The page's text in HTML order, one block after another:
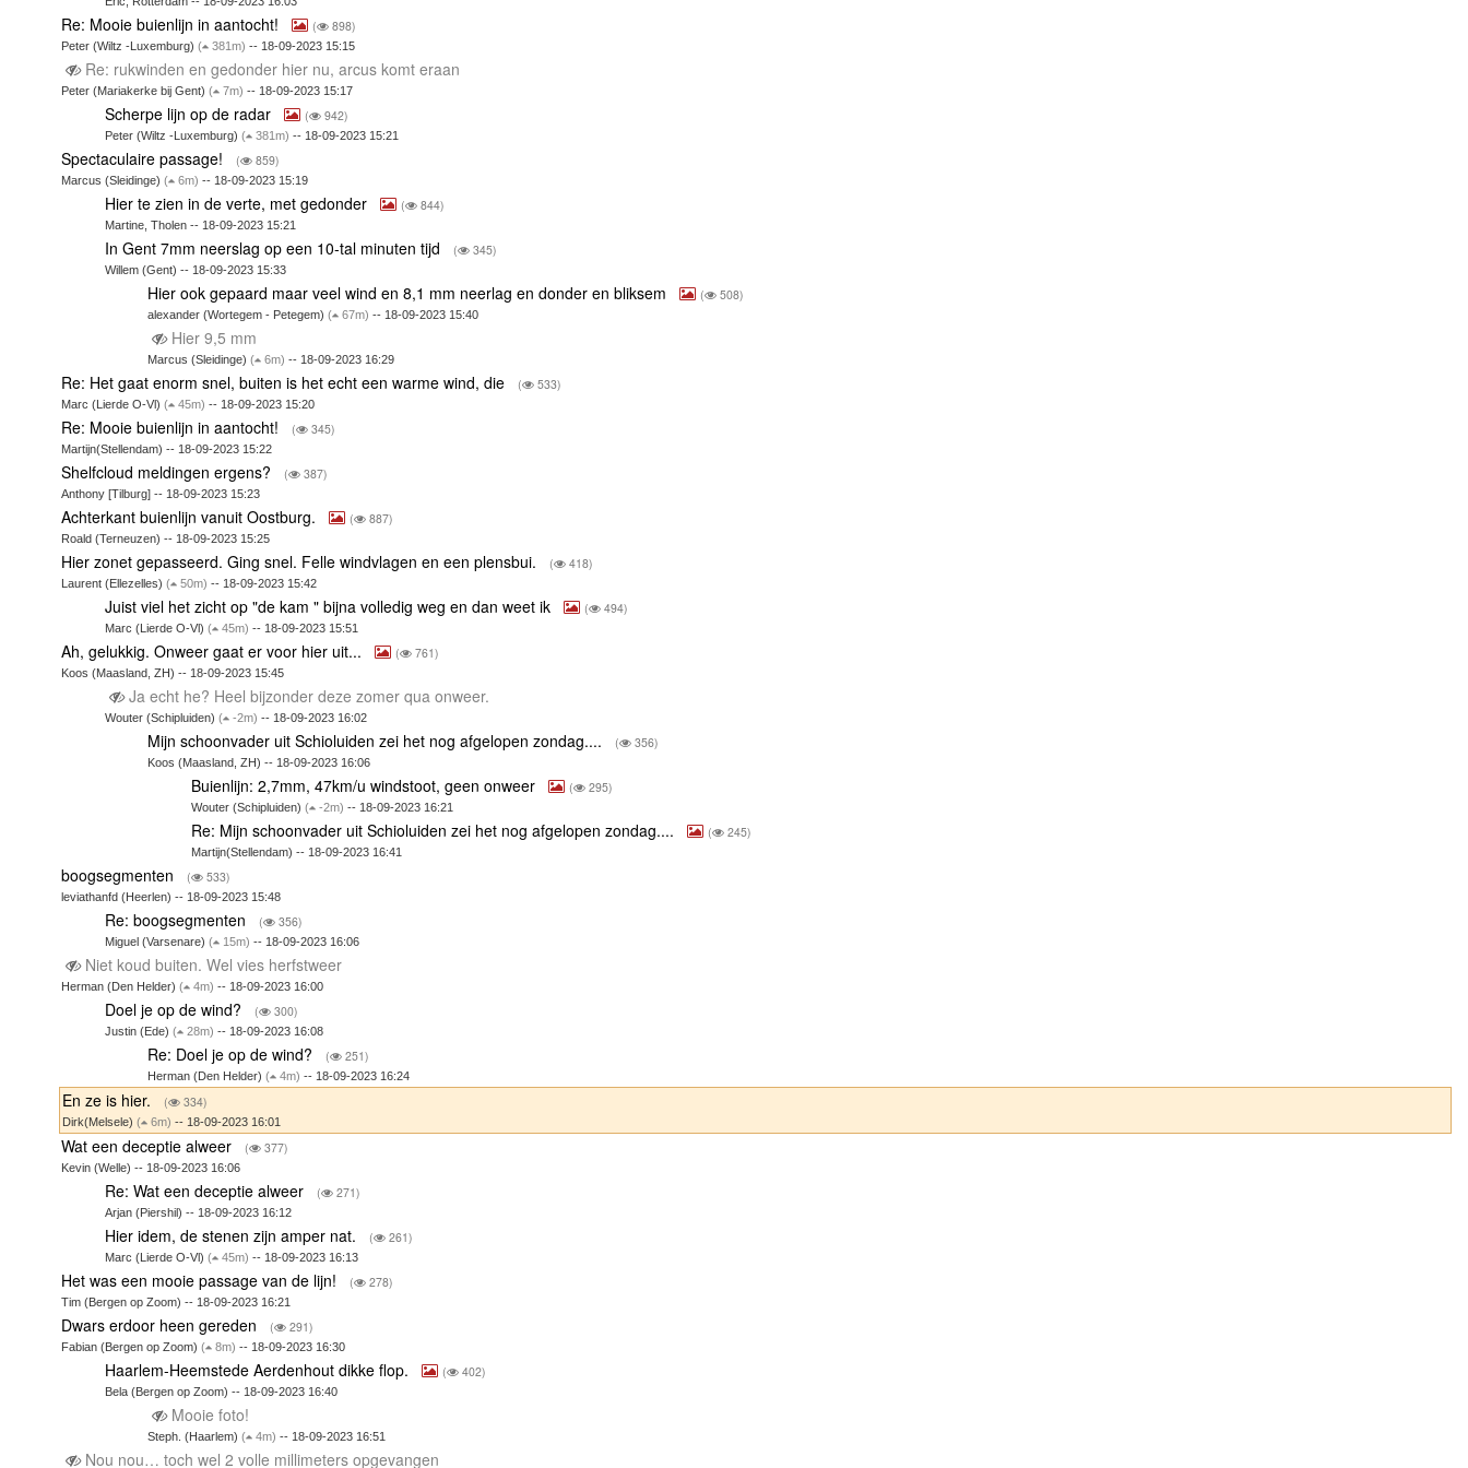
Re: Mooie buienlijn in aantocht! ( 898)
Peter (Wiltz -Luxemburg)( 381m) -- 18-09-2023 15:15
Re: rukwinden en gedonder hier nu, arcus komt eraan
Peter (Mariakerke bij Gent)( 7m) -- 18-09-2023 15:17
Scherpe lijn op de radar ( 942)
Peter (Wiltz -Luxemburg) ( 381m) -- 18-09-2023 15:21
Spectaculaire passage! ( 859)
Marcus (Sleidinge)( 6m) -- 18-09-2023 15:19
Hier te zien in de verte, met gedonder ( 844)
Martine, Tholen -- 18-09-2023 15:21
In Gent 7mm neerslag op een 10-tal minuten tijd ( 345)
Willem (Gent) -- 18-09-2023 15:33
Hier ook gepaard maar veel wind en 8,1 mm neerlag en donder en bliksem ( 508)
alexander (Wortegem - Petegem)( 67m) -- 18-09-2023 15:40
Hier 9,5 mm
Marcus (Sleidinge)( 6m) -- 18-09-2023 16:29
Re: Het gaat enorm snel, buiten is het echt een warme wind, die ( 533)
Marc (Lierde O-Vl)( 45m) -- 18-09-2023 15:20
Re: Mooie buienlijn in aantocht! ( 345)
Martijn(Stellendam) -- 18-09-2023 15:22
Shelfcloud meldingen ergens? ( 387)
Anthony [Tilburg] -- 18-09-2023 15:23
Achterkant buienlijn vanuit Oostburg. ( 887)
Roald (Terneuzen) -- 18-09-2023 15:25
Hier zonet gepasseerd. Ging snel. Felle windvlagen en een plensbui. ( 418)
Laurent (Ellezelles)( 50m) -- 18-09-2023 15:42
Juist viel het zicht op "de kam " bijna volledig weg en dan weet ik ( 494)
Marc (Lierde O-Vl) ( 45m) -- 18-09-2023 15:51
Ah, gelukkig. Onweer gaat er voor hier uit... ( 761)
Koos (Maasland, ZH) -- 18-09-2023 15:45
Ja echt he? Heel bijzonder deze zomer qua onweer.
Wouter (Schipluiden) ( -2m) -- 18-09-2023 16:02
Mijn schoonvader uit Schioluiden zei het nog afgelopen zondag.... ( 356)
Koos (Maasland, ZH) -- 18-09-2023 16:06
Buienlijn: 2,7mm, 47km/u windstoot, geen onweer ( 295)
Wouter (Schipluiden) ( -2m) -- 18-09-2023 16:21
Re: Mijn schoonvader uit Schioluiden zei het nog afgelopen zondag.... ( 245)
Martijn(Stellendam) -- 18-09-2023 16:41
boogsegmenten ( 533)
leviathanfd (Heerlen) -- 18-09-2023 15:48
Re: boogsegmenten ( 356)
Miguel (Varsenare) ( 15m) -- 18-09-2023 16:06
Niet koud buiten. Wel vies herfstweer
Herman (Den Helder)( 4m) -- 18-09-2023 16:00
Doel je op de wind? ( 300)
Justin (Ede) ( 28m) -- 18-09-2023 16:08
Re: Doel je op de wind? ( 251)
Herman (Den Helder)( 4m) -- 18-09-2023 16:24
En ze is hier. ( 334)
Dirk(Melsele)( 6m) -- 18-09-2023 16:01
Wat een deceptie alweer ( 377)
Kevin (Welle) -- 18-09-2023 16:06
Re: Wat een deceptie alweer ( 271)
Arjan (Piershil) -- 18-09-2023 16:12
Hier idem, de stenen zijn amper nat. ( 261)
Marc (Lierde O-Vl) ( 45m) -- 18-09-2023 16:13
Het was een mooie passage van de lijn! ( 278)
Tim (Bergen op Zoom) -- 18-09-2023 16:21
Dwars erdoor heen gereden ( 291)
Fabian (Bergen op Zoom)( 8m) -- 18-09-2023 16:30
Haarlem-Heemstede Aerdenhout dikke flop. ( 402)
Bela (Bergen op Zoom) -- 18-09-2023 16:40
Mooie foto!
Steph. (Haarlem)( 4m) -- 18-09-2023 16:51
Nou nou… toch wel 2 volle millimeters opgevangen